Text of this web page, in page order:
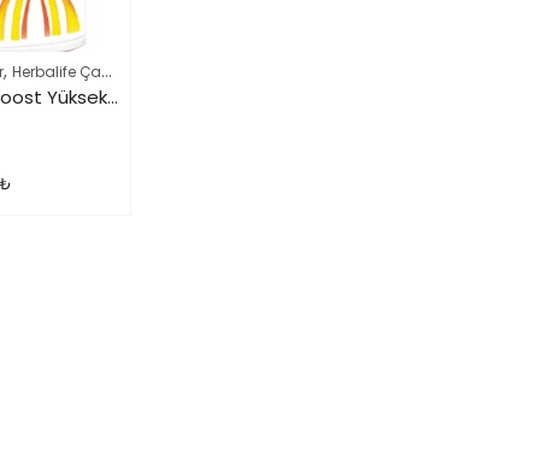
, Herbalife Çayları ve İçeçekler
Herbalife Pro-Boost Yüksek Proteinli İçecek Tozu
₺